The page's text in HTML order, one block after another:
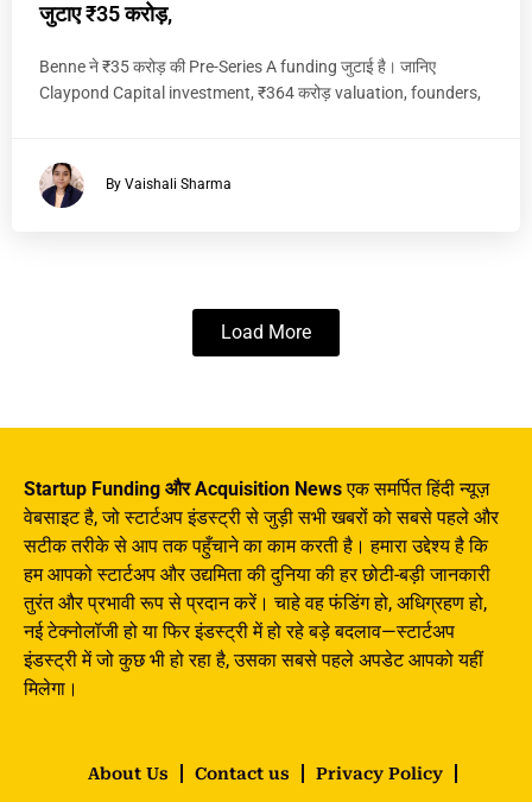
जुटाए ₹35 करोड़,
Benne ने ₹35 करोड़ की Pre-Series A funding जुटाई है। जानिए
Claypond Capital investment, ₹364 करोड़ valuation, founders,
By Vaishali Sharma
Load More
Startup Funding और Acquisition Newsएक समर्पित हिंदी न्यूज़
वेबसाइट है, जो स्टार्टअप इंडस्ट्री से जुड़ी सभी खबरों को सबसे पहले और
सटीक तरीके से आप तक पहुँचाने का काम करती है। हमारा उद्देश्य है कि
हम आपको स्टार्टअप और उद्यमिता की दुनिया की हर छोटी-बड़ी जानकारी
तुरंत और प्रभावी रूप से प्रदान करें। चाहे वह फंडिंग हो, अधिग्रहण हो,
नई टेक्नोलॉजी हो या फिर इंडस्ट्री में हो रहे बड़े बदलाव—स्टार्टअप
इंडस्ट्री में जो कुछ भी हो रहा है, उसका सबसे पहले अपडेट आपको यहीं
मिलेगा।
About Us Contact us Privacy Policy